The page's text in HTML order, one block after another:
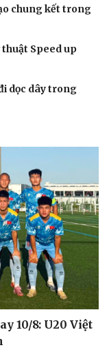
chung kết trong
Speed up
dọc dây trong
10/8: U20 Việt